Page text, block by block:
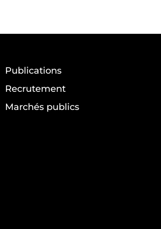
Publications
Recrutement
Marchés publics